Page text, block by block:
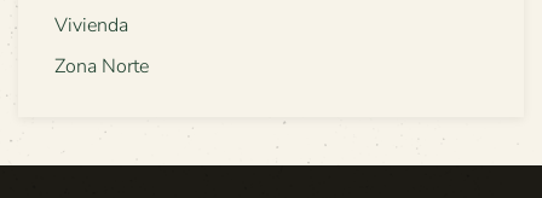
Vivienda
Zona Norte